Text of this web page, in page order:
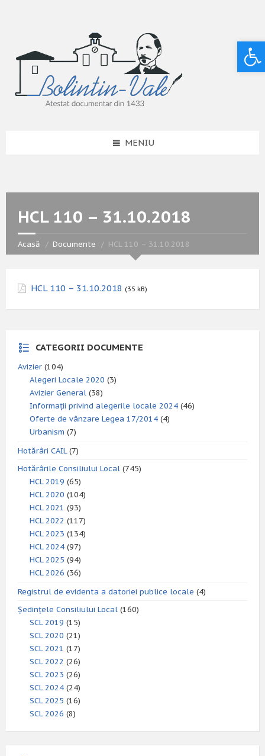
MENIU
HCL 110 – 31.10.2018
Acasă Documente HCL 110 – 31.10.2018
HCL 110 – 31.10.2018 (35 kB)
CATEGORII DOCUMENTE
Avizier (104)
Alegeri Locale 2020 (3)
Avizier General (38)
Informații privind alegerile locale 2024 (46)
Oferte de vânzare Legea 17/2014 (4)
Urbanism (7)
Hotărâri CAIL(7)
Hotărârile Consiliului Local (745)
HCL 2019 (65)
HCL 2020 (104)
HCL 2021 (93)
HCL 2022 (117)
HCL 2023 (134)
HCL 2024 (97)
HCL 2025 (94)
HCL 2026 (36)
Registrul de evidenta a datoriei publice locale (4)
Ședințele Consiliului Local (160)
SCL 2019 (15)
SCL 2020 (21)
SCL 2021 (17)
SCL 2022 (26)
SCL 2023 (26)
SCL 2024 (24)
SCL 2025 (16)
SCL 2026 (8)
Deschide bara de unelte